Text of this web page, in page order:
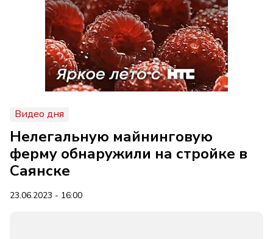
Видео дня
Нелегальную майнинговую
ферму обнаружили на стройке в
Саянске
23.06.2023 - 16:00